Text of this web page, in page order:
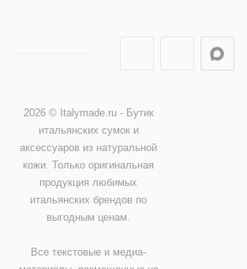
2026 © Italymade.ru - Бутик
итальянских сумок и
аксессуаров из натуральной
кожи. Только оригинальная
продукция любимых
итальянских брендов по
выгодным ценам.
Все текстовые и медиа-